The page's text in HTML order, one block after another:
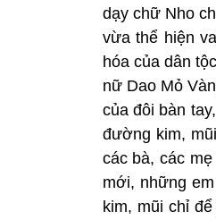
dạy chữ Nho
vừa thể hiện
hóa của dân
nữ Dao Mỏ
của đôi bàn
đường kim,
các bà, các
mới, những
kim, mũi chỉ